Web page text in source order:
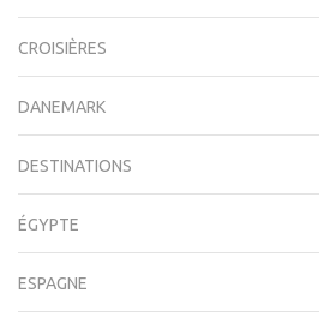
CROISIÈRES
DANEMARK
DESTINATIONS
ÉGYPTE
ESPAGNE